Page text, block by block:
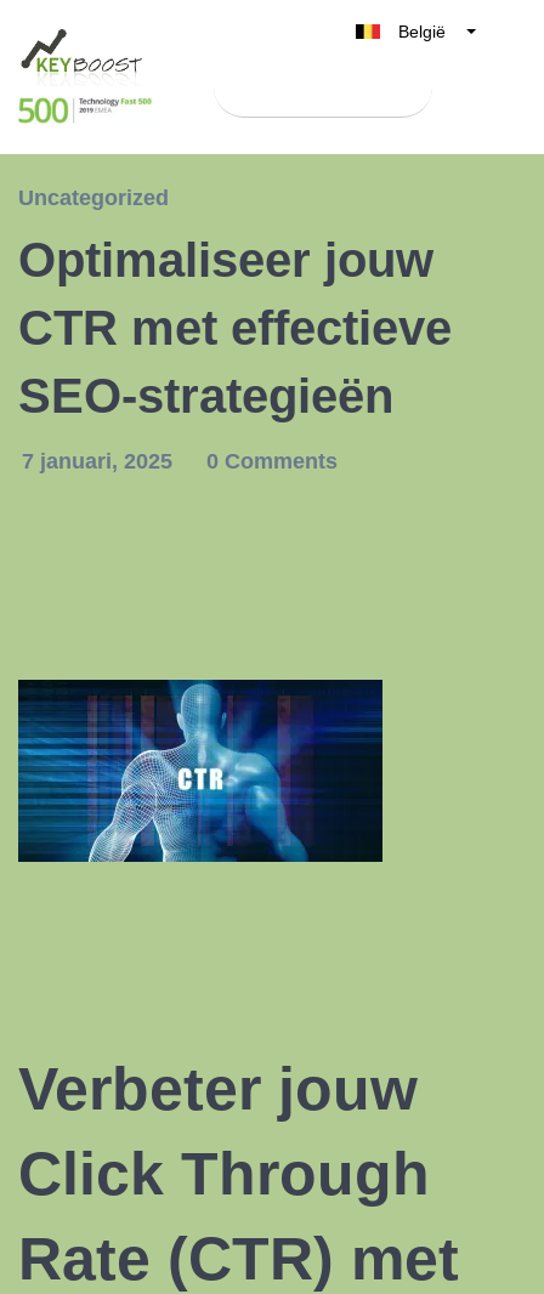
België
Nederland
España
Uncategorized
Optimaliseer jouw
CTR met effectieve
SEO-strategieën
7 januari, 2025 0 Comments
Verbeter jouw
Click Through
Rate (CTR) met